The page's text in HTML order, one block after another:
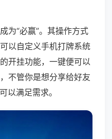
为“必赢”。其操作方式
以自定义手机打牌系统
开挂功能，一键便可以
不管你是想分享给好友
以满足需求。